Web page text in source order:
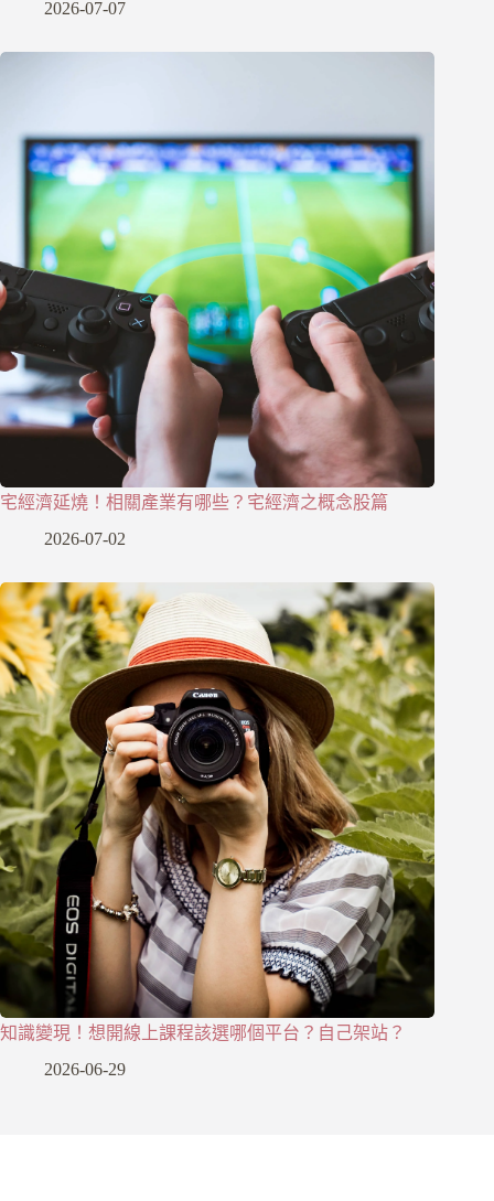
2026-07-07
宅經濟延燒！相關產業有哪些？宅經濟之概念股篇
2026-07-02
知識變現！想開線上課程該選哪個平台？自己架站？
2026-06-29